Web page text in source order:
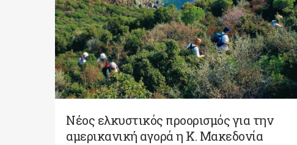
Νέος ελκυστικός προορισμός για την
αμερικανική αγορά η Κ. Μακεδονία